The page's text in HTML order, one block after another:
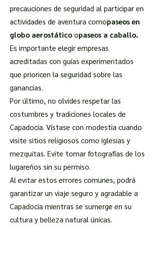
precauciones de seguridad al participar en
actividades de aventura comopaseos en
globo aerostático opaseos a caballo.
Es importante elegir empresas
acreditadas con guías experimentados
que prioricen la seguridad sobre las
ganancias.
Por último, no olvides respetar las
costumbres y tradiciones locales de
Capadocia. Vístase con modestia cuando
visite sitios religiosos como iglesias y
mezquitas. Evite tomar fotografías de los
lugareños sin su permiso.
Al evitar estos errores comunes, podrá
garantizar un viaje seguro y agradable a
Capadocia mientras se sumerge en su
cultura y belleza natural únicas.